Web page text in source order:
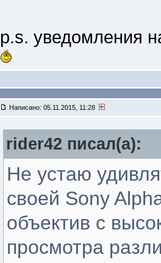
p.s. уведомления
Написано: 05.11.2015, 11:28
rider42 писал(a):
Не устаю
своей Sony
объектив с
просмотра